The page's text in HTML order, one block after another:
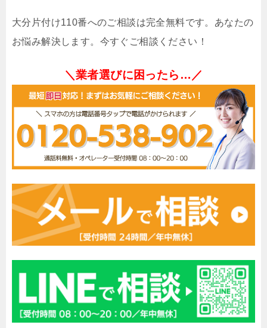
大分片付け110番へのご相談は完全無料です。あなたの
お悩み解決します。今すぐご相談ください！
＼業者選びに困ったら…／